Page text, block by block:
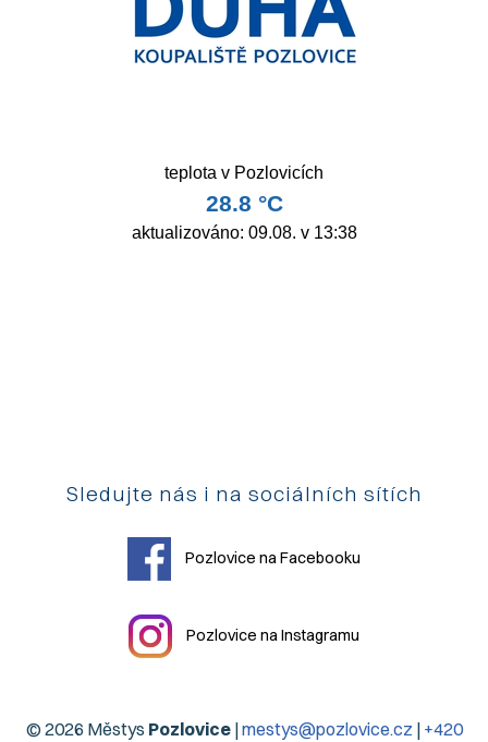
Sledujte nás i na sociálních sítích
Pozlovice na Facebooku
Pozlovice na Instagramu
© 2026 Městys Pozlovice|mestys@pozlovice.cz | +420